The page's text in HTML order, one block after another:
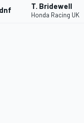
dnf T. Bridewell
Honda Racing UK